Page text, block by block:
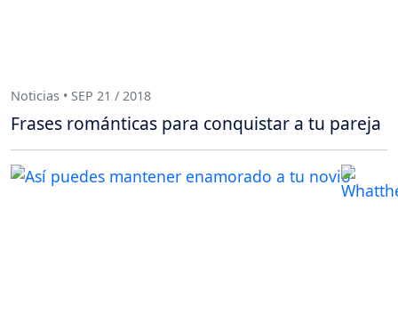
Noticias • SEP 21 / 2018
Frases románticas para conquistar a tu pareja